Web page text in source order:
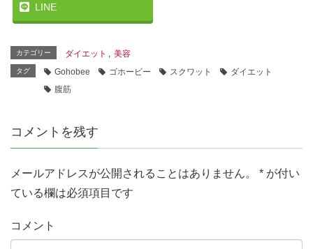
LINE
カテゴリー ダイエット , 美容
タグ Gohobee ゴホービー スクワット
ダイエット
腹筋
コメントを残す
メールアドレスが公開されることはありません。 * が付い
ている欄は必須項目です
コメント